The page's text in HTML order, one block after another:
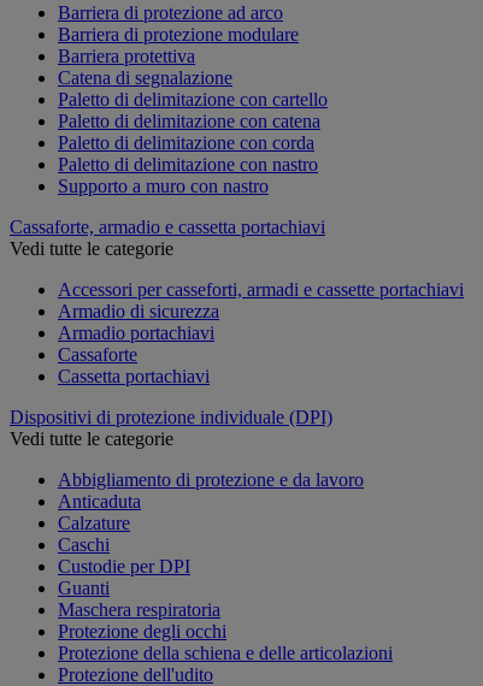
Barriera di protezione ad arco
Barriera di protezione modulare
Barriera protettiva
Catena di segnalazione
Paletto di delimitazione con cartello
Paletto di delimitazione con catena
Paletto di delimitazione con corda
Paletto di delimitazione con nastro
Supporto a muro con nastro
Cassaforte, armadio e cassetta portachiavi
Vedi tutte le categorie
Accessori per casseforti, armadi e cassette portachiavi
Armadio di sicurezza
Armadio portachiavi
Cassaforte
Cassetta portachiavi
Dispositivi di protezione individuale (DPI)
Vedi tutte le categorie
Abbigliamento di protezione e da lavoro
Anticaduta
Calzature
Caschi
Custodie per DPI
Guanti
Maschera respiratoria
Protezione degli occhi
Protezione della schiena e delle articolazioni
Protezione dell'udito